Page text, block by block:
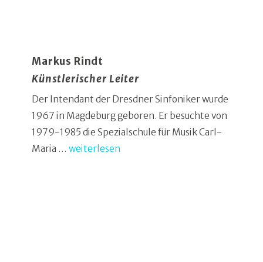
Markus Rindt
Künstlerischer Leiter
Der Intendant der Dresdner Sinfoniker wurde
1967 in Magdeburg geboren. Er besuchte von
1979-1985 die Spezialschule für Musik Carl-
Maria … weiterlesen